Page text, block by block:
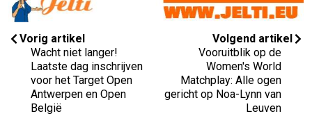
Vorig artikel
Wacht niet langer!
Laatste dag inschrijven
voor het Target Open
Antwerpen en Open
België
Volgend artikel
Vooruitblik op de
Women's World
Matchplay: Alle ogen
gericht op Noa-Lynn van
Leuven